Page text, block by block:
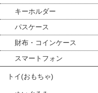
キーホルダー
パスケース
財布・コインケース
スマートフォン
トイ(おもちゃ)